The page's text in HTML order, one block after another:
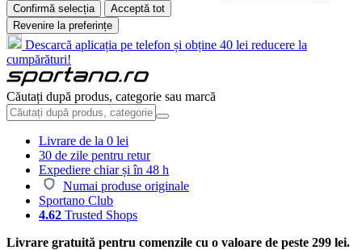
Confirmă selecția
Acceptă tot
Revenire la preferințe
Descarcă aplicația pe telefon și obține 40 lei reducere la
cumpărături!
Căutați după produs, categorie sau marcă
Livrare de la 0 lei
30 de zile pentru retur
Expediere chiar și în 48 h
Numai produse originale
Sportano Club
4.62 Trusted Shops
Livrare gratuită pentru comenzile cu o valoare de peste 299 lei.